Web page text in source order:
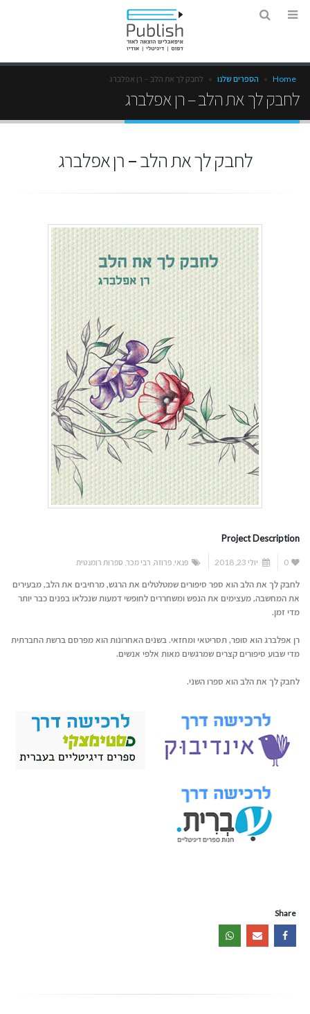
Home
» הספרים שלנו » לחבק לך את הלב – רן אפלברג
לחבק לך את הלב – רן אפלברג
לחבק לך את הלב – רן אפלברג
Project Description
0 יולי 23, 2018 פנאי ,פרוזה רבי מכר ספרות רומנטית
לחבק לך את הלב הוא ספר סיפורים שמטלטלים את הרגש, מרחיבים את הלב, מבעירים
את המחשבה, מעצימים את הנפש ומשחררים לחופשי דמעות שנכלאו בפנים כבר יותר
מדי זמן.
רן אפלברג הוא סופר, תסריטאי ומחזאי. בשנים האחרונות הוא מפרסם ברשת החברתית
מדי שבוע סיפורים קצרים שמרגשים מאות אלפי אנשים.
לחבק לך את הלב הוא ספרו השני.
Share